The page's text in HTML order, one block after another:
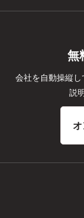
無
会社を自動操縦し
説